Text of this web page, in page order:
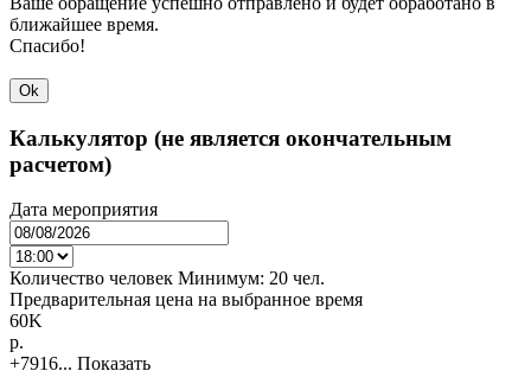
ближайшее время.
Спасибо!
Ok
Калькулятор (не является окончательным
расчетом)
Дата мероприятия
Количество человек Минимум: 20 чел.
Предварительная цена на выбранное время
60K
p.
+7916... Показать